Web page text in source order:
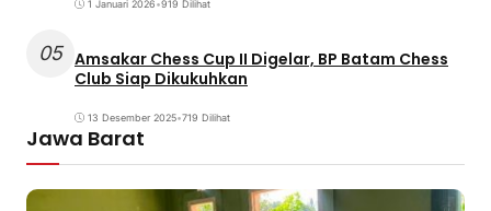
1 Januari 2026•919 Dilihat
05 Amsakar Chess Cup II Digelar, BP Batam Chess
Club Siap Dikukuhkan
13 Desember 2025•719 Dilihat
Jawa Barat